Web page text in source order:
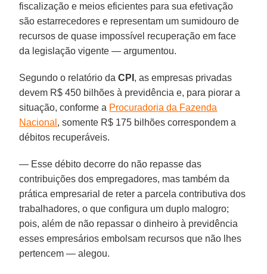
fiscalização e meios eficientes para sua efetivação
são estarrecedores e representam um sumidouro de
recursos de quase impossível recuperação em face
da legislação vigente — argumentou.
Segundo o relatório daCPI , as empresas privadas
devem R$ 450 bilhões à previdência e, para piorar a
situação, conforme a Procuradoria da Fazenda
Nacional , somente R$ 175 bilhões correspondem a
débitos recuperáveis.
— Esse débito decorre do não repasse das
contribuições dos empregadores, mas também da
prática empresarial de reter a parcela contributiva dos
trabalhadores, o que configura um duplo malogro;
pois, além de não repassar o dinheiro à previdência
esses empresários embolsam recursos que não lhes
pertencem — alegou.